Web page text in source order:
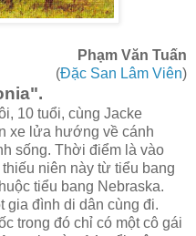
Phạm Văn Tuấn
(Đặc San Lâm Viên)
10 tuổi, cùng Jacke
xe lửa hướng về cánh
sống. Thời điểm là vào
niên này từ tiểu bang
tiểu bang Nebraska.
gia đình di dân cùng đi.
trong đó chỉ có một cô gái